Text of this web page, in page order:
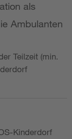
als
Ambulanten
Teilzeit (min.
Kinderdorf